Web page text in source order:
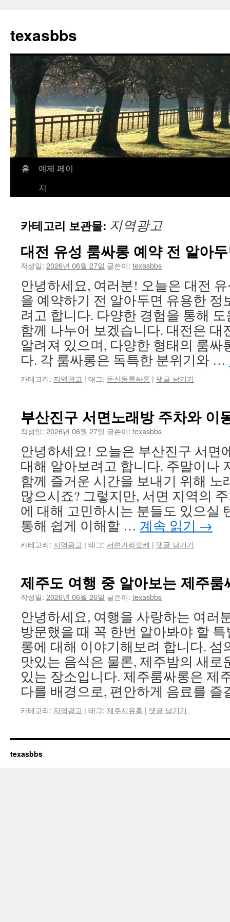
츠
로
뛰
기
texasbbs
홈
예제 페이
지
카테고리 보관물: 지역광고
대전 유성 룸싸롱 예약 전 알아
작성일: 2026년 06월 27일 글쓴이: texasbbs
안녕하세요, 여러분! 오늘은 대전
을 예약하기 전 알아두면 유용한 정
려고 합니다. 다양한 경험을 통해
함께 나누어 보겠습니다. 대전은
알려져 있으며, 다양한 형태의 룸싸
다. 각 룸싸롱은 독특한 분위기와 …
카테고리: 지역광고 | 태그: 둔산동룸싸롱 | 댓글 남기기
부산진구 서면노래방 주차와 이
작성일: 2026년 06월 27일 글쓴이: texasbbs
안녕하세요! 오늘은 부산진구 서면
대해 알아보려고 합니다. 주말이나
함께 즐거운 시간을 보내기 위해 노
많으시죠? 그렇지만, 서면 지역의
에 대해 고민하시는 분들도 있으실
통해 쉽게 이해할 … 계속 읽기 →
카테고리: 지역광고 | 태그: 서면가라오케 | 댓글 남기기
제주도 여행 중 알아보는 제주룸
작성일: 2026년 06월 26일 글쓴이: texasbbs
안녕하세요, 여행을 사랑하는 여러
방문했을 때 꼭 한번 알아봐야 할
롱에 대해 이야기해보려 합니다. 섬
맛있는 음식은 물론, 제주밤의 새로
있는 장소입니다. 제주룸싸롱은 제
다를 배경으로, 편안하게 음료를
카테고리: 지역광고 | 태그: 제주시유흥 | 댓글 남기기
texasbbs